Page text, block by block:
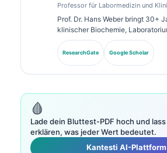
Professor für Labormedizin und
Prof. Dr. Hans Weber bringt 30+
klinischer Biochemie,
Biomarkerforschung mit. Als
Deutschen Gesellschaft für
auf die Analyse diagnostischer
ResearchGate Google Scholar
🩸
Lade dein Bluttest-PDF hoch und
erklären, was jeder Wert bedeutet.
Kantesti AI-